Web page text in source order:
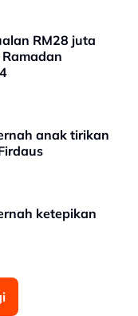
RM28 juta
anak tirikan
ketepikan